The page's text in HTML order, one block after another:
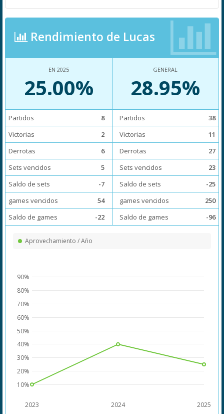
Rendimiento de Lucas
EN 2025
25.00%
Partidos
8
Victorias
2
Derrotas
6
Sets vencidos
5
Saldo de sets
-7
games vencidos
54
Saldo de games
-22
GENERAL
28.95%
Partidos
38
Victorias
11
Derrotas
27
Sets vencidos
23
Saldo de sets
-25
games vencidos
250
Saldo de games
-96
Aprovechamiento / Año
2023 2024 2025
10%
20%
30%
40%
50%
60%
70%
80%
90%